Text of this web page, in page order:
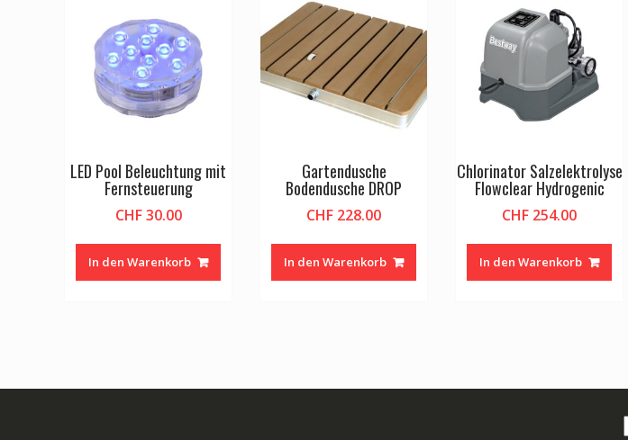
LED Pool Beleuchtung mit
Fernsteuerung
CHF30.00
In den Warenkorb
Gartendusche
Bodendusche DROP
CHF 228.00
In den Warenkorb
Chlorinator Salzelektrolyse
Flowclear Hydrogenic
CHF 254.00
In den Warenkorb